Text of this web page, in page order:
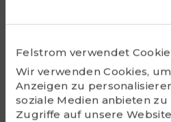
Felstrom verwendet
Wir verwenden Cookies,
Anzeigen zu
soziale Medien anbieten
Zugriffe auf unsere
143000
Static Co
108000
Bearing
UC318-56